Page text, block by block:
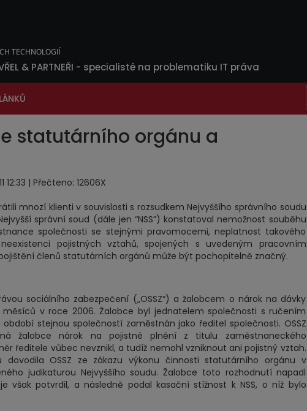
& PARTNEŘI - specialisté na problematiku IT práva
statutárního orgánu a
12:33 | Přečteno: 12606X
mnozí klienti v souvislosti s rozsudkem Nejvyššího správního soudu
správní soud (dále jen “NSS”) konstatoval nemožnost souběhu
společnosti se stejnými pravomocemi, neplatnost takového
pojistných vztahů, spojených s uvedeným pracovním
členů statutárních orgánů může být pochopitelně značný.
sociálního zabezpečení („OSSZ“) a žalobcem o nárok na dávky
v roce 2006. Žalobce byl jednatelem společnosti s ručením
stejnou společností zaměstnán jako ředitel společnosti. OSSZ
žalobce nárok na pojistné plnění z titulu zaměstnaneckého
ředitele vůbec nevznikl, a tudíž nemohl vzniknout ani pojistný vztah.
dovodila OSSZ ze zákazu výkonu činnosti statutárního orgánu v
judikaturou Nejvyššího soudu. Žalobce toto rozhodnutí napadl
však potvrdil, a následně podal kasační stížnost k NSS, o níž bylo